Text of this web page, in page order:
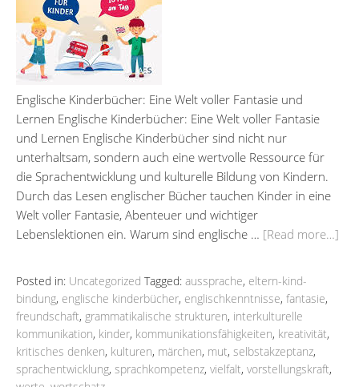
Englische Kinderbücher: Eine Welt voller Fantasie und
Lernen Englische Kinderbücher: Eine Welt voller Fantasie
und Lernen Englische Kinderbücher sind nicht nur
unterhaltsam, sondern auch eine wertvolle Ressource für
die Sprachentwicklung und kulturelle Bildung von Kindern.
Durch das Lesen englischer Bücher tauchen Kinder in eine
Welt voller Fantasie, Abenteuer und wichtiger
Lebenslektionen ein. Warum sind englische … [Read more…]
Posted in: Uncategorized Tagged: aussprache, eltern-kind-
bindung, englische kinderbücher, englischkenntnisse, fantasie,
freundschaft, grammatikalische strukturen, interkulturelle
kommunikation, kinder, kommunikationsfähigkeiten, kreativität,
kritisches denken, kulturen, märchen, mut, selbstakzeptanz,
sprachentwicklung, sprachkompetenz, vielfalt, vorstellungskraft,